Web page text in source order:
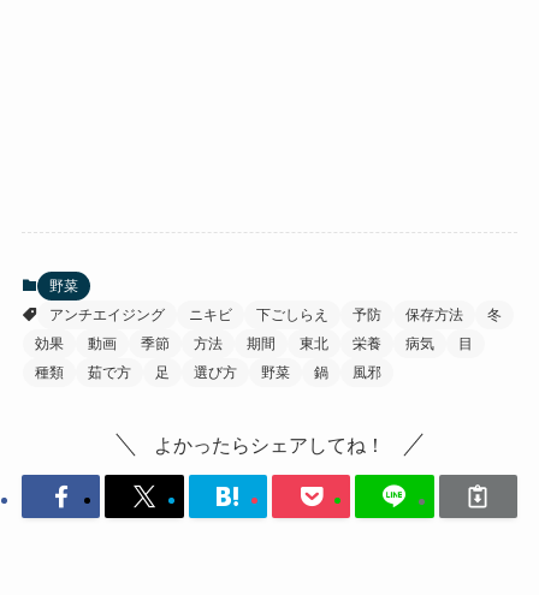
野菜
アンチエイジング
ニキビ 下ごしらえ 予防 保存方法
冬
効果
動画 季節 方法 期間 東北 栄養 病気
目
種類
茹で方 足 選び方 野菜 鍋 風邪
よかったらシェアしてね！